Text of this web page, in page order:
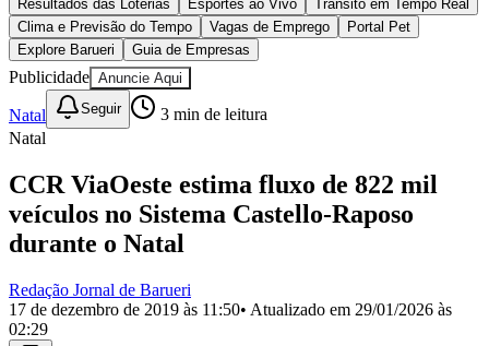
Cultura
Meio Ambiente
Obras
Educação
Bairros de Barueri
AldeiaAldeia da SerraAldeia de BarueriAlphavilleBairro
JubranBelval BethavilleBoa
VistaCalifórniaCarapicuíba
MilitarItapeviJandiraJardim Audir
CalifórniaJardim dos AltosJardim dos CamargosJardim
Esperança
Resultados das Loterias
Esportes ao Vivo
Trânsito em Tempo Real
Clima e Previsão do Tempo
Vagas de Emprego
Portal Pet
Explore Barueri
Guia de Empresas
Publicidade Anuncie Aqui
Natal Seguir 3 min de leitura
Natal
CCR ViaOeste estima fluxo de 822 mil
veículos no Sistema Castello-Raposo
durante o Natal
Redação Jornal de Barueri
17 de dezembro de 2019 às 11:50• Atualizado em 29/01/2026 às
02:29